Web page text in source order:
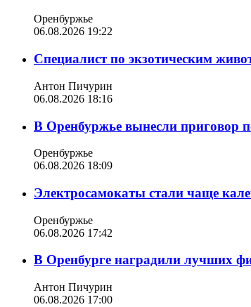
Оренбуржье
06.08.2026 19:22
Специалист по экзотическим
Антон Пичурин
06.08.2026 18:16
В Оренбуржье вынесли приговор
Оренбуржье
06.08.2026 18:09
Электросамокаты стали чаще
Оренбуржье
06.08.2026 17:42
В Оренбурге наградили лучших
Антон Пичурин
06.08.2026 17:00